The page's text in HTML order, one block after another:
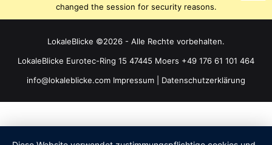
changed the session for security reasons.
LokaleBlicke ©2026 - Alle Rechte vorbehalten.
LokaleBlicke Eurotec-Ring 15 47445 Moers +49 176 61 101 464
info@lokaleblicke.com Impressum Datenschutzerklärung